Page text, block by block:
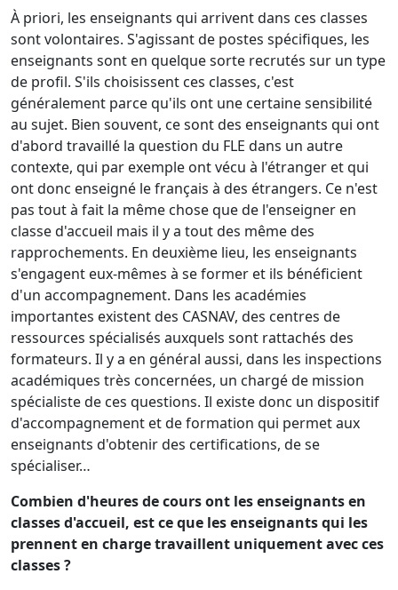
À priori, les enseignants qui arrivent dans ces classes
sont volontaires. S'agissant de postes spécifiques, les
enseignants sont en quelque sorte recrutés sur un type
de profil. S'ils choisissent ces classes, c'est
généralement parce qu'ils ont une certaine sensibilité
au sujet. Bien souvent, ce sont des enseignants qui ont
d'abord travaillé la question du FLE dans un autre
contexte, qui par exemple ont vécu à l'étranger et qui
ont donc enseigné le français à des étrangers. Ce n'est
pas tout à fait la même chose que de l'enseigner en
classe d'accueil mais il y a tout des même des
rapprochements. En deuxième lieu, les enseignants
s'engagent eux-mêmes à se former et ils bénéficient
d'un accompagnement. Dans les académies
importantes existent des CASNAV, des centres de
ressources spécialisés auxquels sont rattachés des
formateurs. Il y a en général aussi, dans les inspections
académiques très concernées, un chargé de mission
spécialiste de ces questions. Il existe donc un dispositif
d'accompagnement et de formation qui permet aux
enseignants d'obtenir des certifications, de se
spécialiser…
Combien d'heures de cours ont les enseignants en
classes d'accueil, est ce que les enseignants qui les
prennent en charge travaillent uniquement avec ces
classes ?